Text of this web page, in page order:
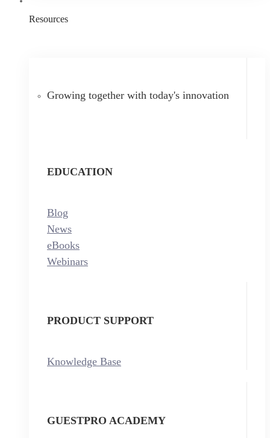
Resources
Growing together with today's innovation
EDUCATION
Blog
News
eBooks
Webinars
PRODUCT SUPPORT
Knowledge Base
GUESTPRO ACADEMY